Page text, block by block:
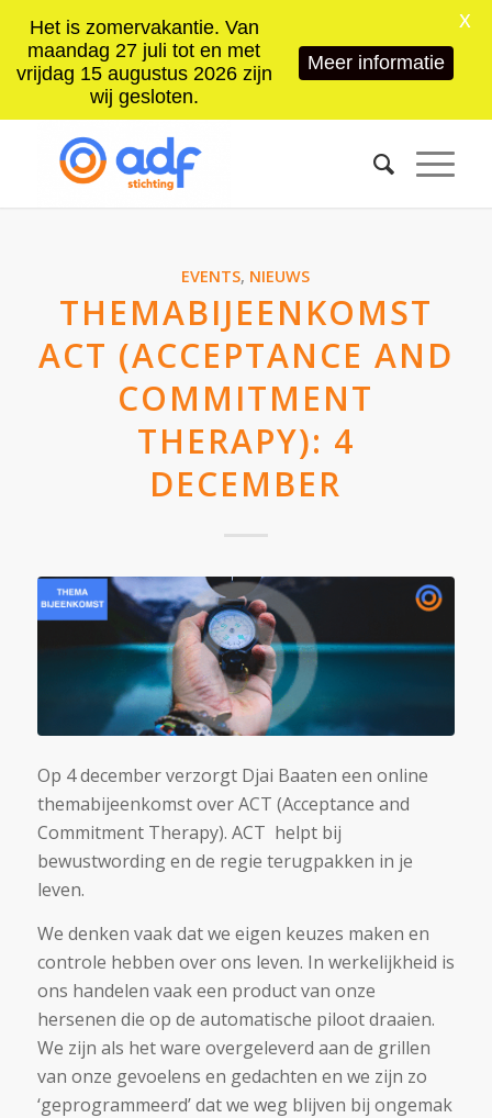
EVENTS, NIEUWS
THEMABIJEENKOMST
ACT (ACCEPTANCE AND
COMMITMENT
THERAPY): 4
DECEMBER
Op 4 december verzorgt Djai Baaten een online
themabijeenkomst over ACT (Acceptance and
Commitment Therapy). ACT helpt bij
bewustwording en de regie terugpakken in je
leven.
We denken vaak dat we eigen keuzes maken en
controle hebben over ons leven. In werkelijkheid is
ons handelen vaak een product van onze
hersenen die op de automatische piloot draaien.
We zijn als het ware overgeleverd aan de grillen
van onze gevoelens en gedachten en we zijn zo
‘geprogrammeerd’ dat we weg blijven bij ongemak
Het is zomervakantie. Van
maandag 27 juli tot en met
vrijdag 15 augustus 2026 zijn
wij gesloten.
Meer informatie
X